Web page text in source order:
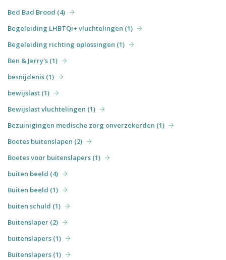
Bed Bad Brood (4)
Begeleiding LHBTQi+ vluchtelingen (1)
Begeleiding richting oplossingen (1)
Ben & Jerry's (1)
besnijdenis (1)
bewijslast (1)
Bewijslast vluchtelingen (1)
Bezuinigingen medische zorg onverzekerden (1)
Boetes buitenslapen (2)
Boetes voor buitenslapers (1)
buiten beeld (4)
Buiten beeld (1)
buiten schuld (1)
Buitenslaper (2)
buitenslapers (1)
Buitenslapers (1)